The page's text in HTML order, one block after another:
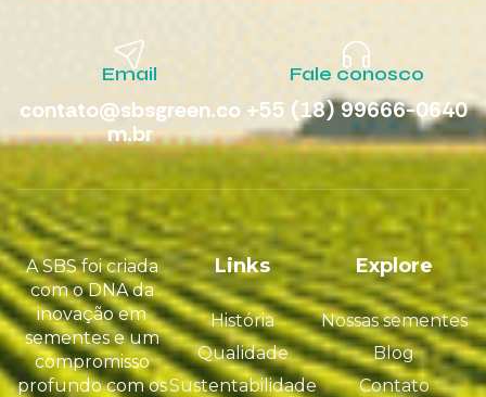
Email
contato@sbsgreen.co
m.br
Fale conosco
+55 (18) 99666-0640
Links
História
Qualidade
Sustentabilidade
Explore
Nossas sementes
Blog
Contato
A SBS foi criada
com o DNA da
inovação em
sementes e um
compromisso
profundo com os